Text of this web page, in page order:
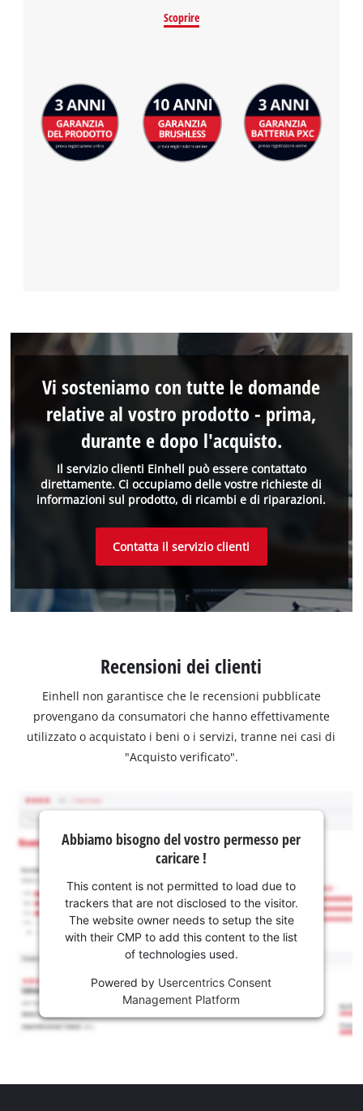
Powered by
Management Platform
Scoprire
Il servizio clienti Einhell può essere contattato
direttamente. Ci occupiamo delle vostre richieste di
informazioni sul prodotto, di ricambi e di riparazioni.
Vi sosteniamo con tutte le domande
relative al vostro prodotto - prima,
durante e dopo l'acquisto.
Contatta il servizio clienti
Recensioni dei clienti
Einhell non garantisce che le recensioni pubblicate
provengano da consumatori che hanno effettivamente
utilizzato o acquistato i beni o i servizi, tranne nei casi di
"Acquisto verificato".
Abbiamo bisogno del vostro permesso per
caricare !
This content is not permitted to load due to
trackers that are not disclosed to the visitor.
The website owner needs to setup the site
with their CMP to add this content to the list
of technologies used.
Powered by Usercentrics Consent
Management Platform